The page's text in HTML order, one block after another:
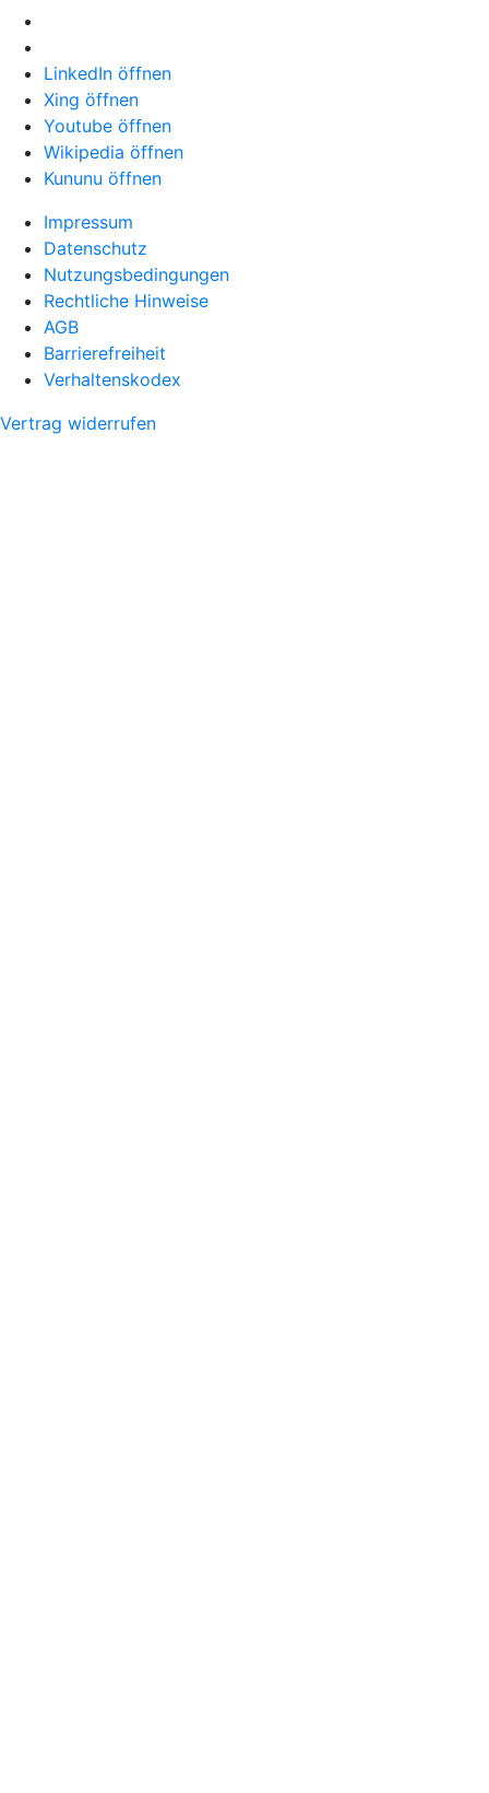
LinkedIn öffnen
Xing öffnen
Youtube öffnen
Wikipedia öffnen
Kununu öffnen
Impressum
Datenschutz
Nutzungsbedingungen
Rechtliche Hinweise
AGB
Barrierefreiheit
Verhaltenskodex
Vertrag widerrufen